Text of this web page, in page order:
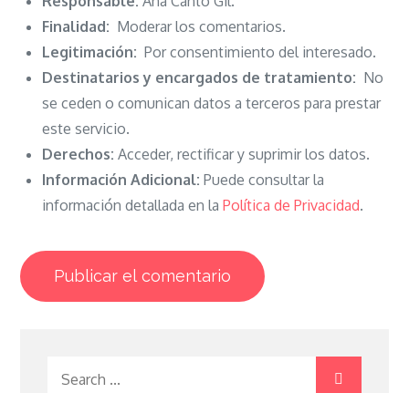
Finalidad: Moderar los comentarios.
Legitimación: Por consentimiento del interesado.
Destinatarios y encargados de tratamiento: No
se ceden o comunican datos a terceros para prestar
este servicio.
Derechos: Acceder, rectificar y suprimir los datos.
Información Adicional: Puede consultar la
información detallada en laPolítica de Privacidad.